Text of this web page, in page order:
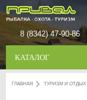
8 (8342) 47-90-86
КАТАЛОГ
ГЛАВНАЯ ТУРИЗМ И ОТДЫХ